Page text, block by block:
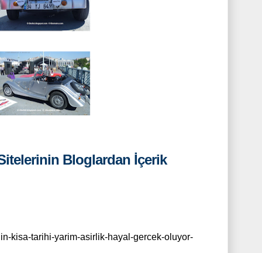
Bloglardan İçerik
kisa-tarihi-yarim-asirlik-hayal-gercek-oluyor-